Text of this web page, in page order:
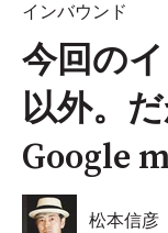
インバウンド
今回の
以外。
Google
松本信彦